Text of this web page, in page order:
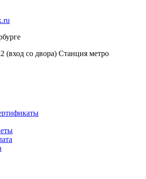
(вход со двора) Станция метро